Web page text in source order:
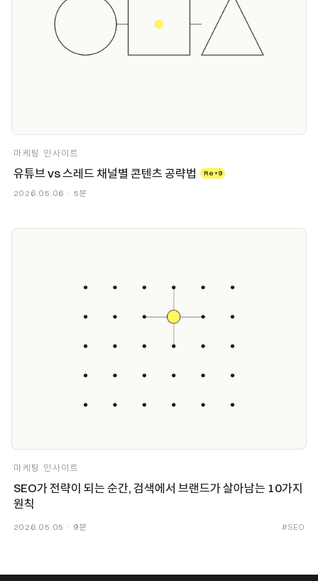
마케팅 인사이트
유튜브 vs 스레드 채널별 콘텐츠 공략법 Re+9
2026.05.06 · 5분
마케팅 인사이트
SEO가 전략이 되는 순간, 검색에서 브랜드가 살아남는 10가지
원칙
2026.05.05 · 9분 #SEO